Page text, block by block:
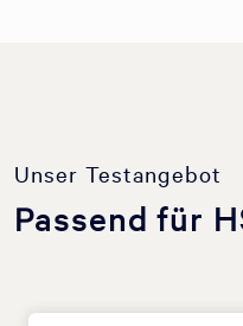
Unser Testangebot
Passend für